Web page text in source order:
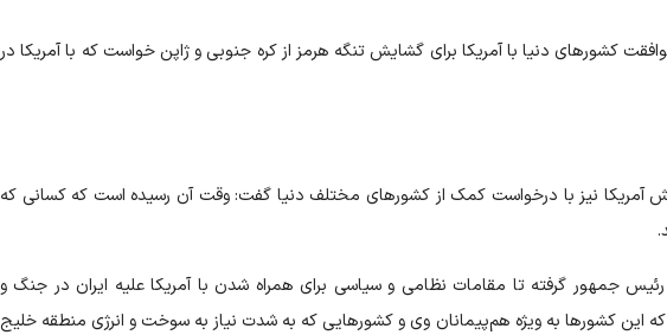
کشورهای دنیا با آمریکا برای گشایش تنگه هرمز از کره جنوبی و ژاپن خواست که با آمریکا در
نیز با درخواست کمک از کشورهای مختلف دنیا گفت: وقت آن رسیده است که کسانی که
جمهور گرفته تا مقامات نظامی و سیاسی برای همراه شدن با آمریکا علیه ایران در جنگ و
این کشورها به ویژه هم‌پیمانان وی و کشورهایی که به شدت نیاز به سوخت و انرژی منطقه خلیج